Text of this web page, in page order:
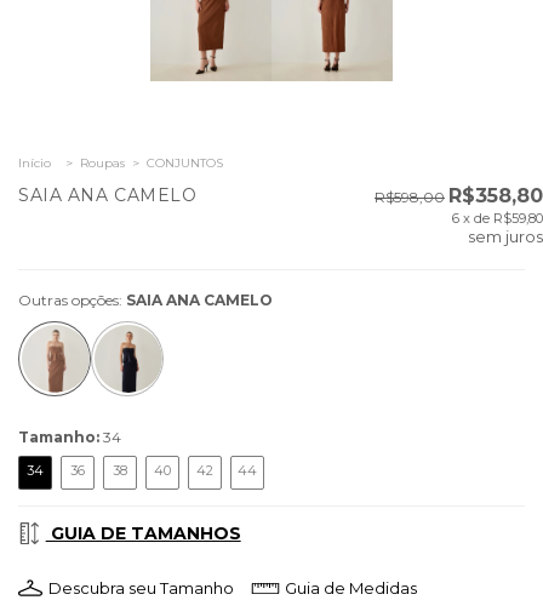
Início > Roupas > CONJUNTOS
SAIA ANA CAMELO R$598,00 R$358,80
6 x de R$59,80
sem juros
Outras opções: SAIA ANA CAMELO
Tamanho: 34
34 36 38 40 42 44
GUIA DE TAMANHOS
Descubra seu Tamanho Guia de Medidas